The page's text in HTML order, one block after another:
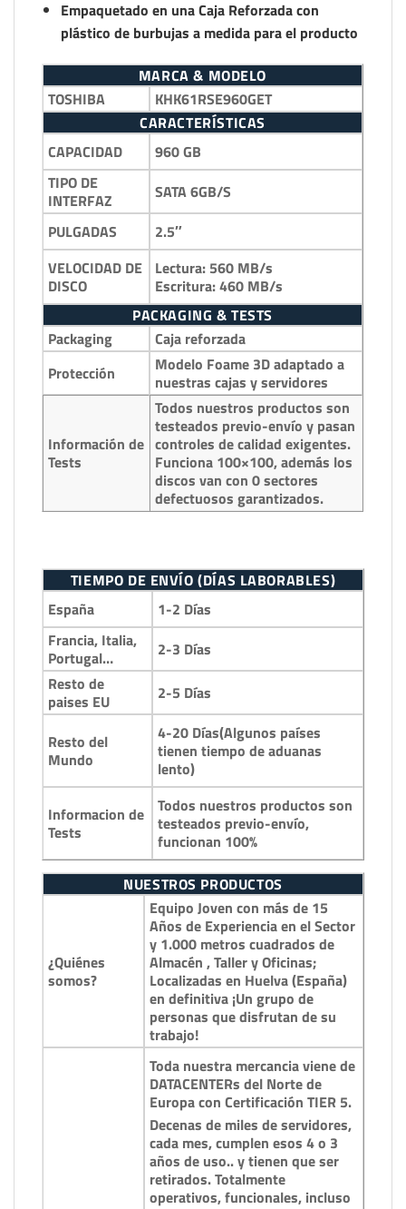
Empaquetado en una Caja Reforzada con
plástico de burbujas a medida para el producto
MARCA & MODELO
TOSHIBA
KHK61RSE960GET
CARACTERÍSTICAS
CAPACIDAD
960 GB
TIPO DE
INTERFAZ
SATA 6GB/S
PULGADAS
2.5″
VELOCIDAD DE
DISCO
Lectura: 560 MB/s
Escritura: 460 MB/s
PACKAGING & TESTS
Packaging
Caja reforzada
Protección
Modelo Foame 3D adaptado a
nuestras cajas y servidores
Información de
Tests
Todos nuestros productos son
testeados previo-envío y pasan
controles de calidad exigentes.
Funciona 100×100, además los
discos van con 0 sectores
defectuosos garantizados.
TIEMPO DE ENVÍO (DÍAS LABORABLES)
España
1-2 Días
Francia, Italia,
Portugal…
2-3 Días
Resto de
paises EU
2-5 Días
Resto del
Mundo
4-20 Días(Algunos países
tienen tiempo de aduanas
lento)
Informacion de
Tests
Todos nuestros productos son
testeados previo-envío,
funcionan 100%
NUESTROS PRODUCTOS
¿Quiénes
somos?
Equipo Joven con más de 15
Años de Experiencia en el Sector
y 1.000 metros cuadrados de
Almacén , Taller y Oficinas;
Localizadas en Huelva (España)
en definitiva ¡Un grupo de
personas que disfrutan de su
trabajo!
Toda nuestra mercancia viene de
DATACENTERs del Norte de
Europa con Certificación TIER 5.
Decenas de miles de servidores,
cada mes, cumplen esos 4 o 3
años de uso.. y tienen que ser
retirados. Totalmente
operativos, funcionales, incluso